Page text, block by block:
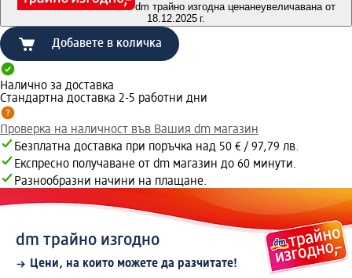
dm трайно изгодна ценанеувеличавана от
18.12.2025 г.
Добавете в количка
Налично за доставка
Стандартна доставка 2-5 работни дни
Проверка на наличност във Вашия dm магазин
Безплатна доставка при поръчка над 50 € / 97,79 лв.
Експресно получаване от dm магазин до 60 минути.
Разнообразни начини на плащане.
dm трайно изгодно
Цени, на които можете да разчитате!